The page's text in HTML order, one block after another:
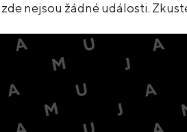
nejsou žádné události.